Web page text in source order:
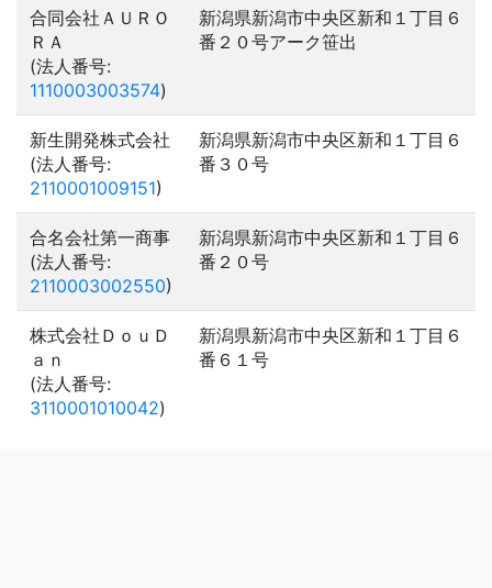
合同会社ＡＵＲＯ
ＲＡ
(法人番号:
1110003003574)
新潟県新潟市中央区新和１丁目６
番２０号アーク笹出
新生開発株式会社
(法人番号:
2110001009151)
新潟県新潟市中央区新和１丁目６
番３０号
合名会社第一商事
(法人番号:
2110003002550)
新潟県新潟市中央区新和１丁目６
番２０号
株式会社ＤｏｕＤ
ａｎ
(法人番号:
3110001010042)
新潟県新潟市中央区新和１丁目６
番６１号